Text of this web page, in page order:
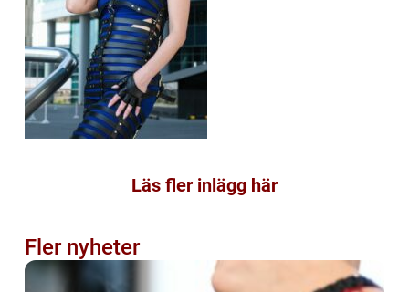
Läs fler inlägg här
Fler nyheter